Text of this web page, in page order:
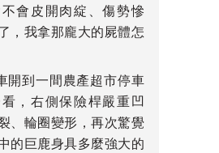
會皮開肉綻、傷勢慘
，我拿那龐大的屍體怎
到一間農產超市停車
，右側保險桿嚴重凹
、輪圈變形，再次驚覺
的巨鹿身具多麼強大的